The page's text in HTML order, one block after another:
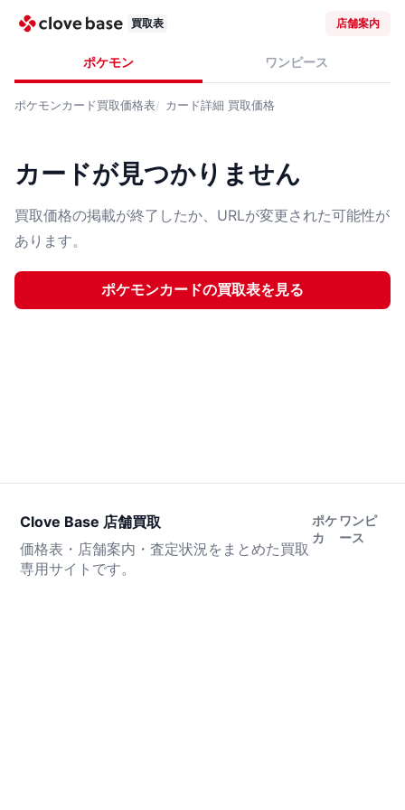
買取表 店舗案内
ポケモン ワンピース
ポケモンカード買取価格表 カード詳細 買取価格
カードが見つかりません
買取価格の掲載が終了したか、URLが変更された可能性が
あります。
ポケモンカードの買取表を見る
Clove Base 店舗買取
価格表・店舗案内・査定状況をまとめた買取
専用サイトです。
ポケ
カ
ワンピ
ース